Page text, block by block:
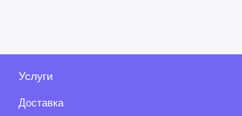
Услуги
Доставка